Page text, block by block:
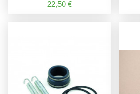
BOLT KTM SX65/85
22,50 €